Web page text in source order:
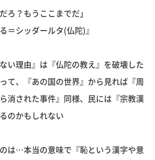
ろ？もうここまでだ」
＝シッダールタ(仏陀)』
い理由』は『仏陀の教え』を破壊した
て、『あの国の世界』から見れば『周
消された事件』同様、民には『宗教漢
のかもしれない
のは…本当の意味で『恥という漢字や意